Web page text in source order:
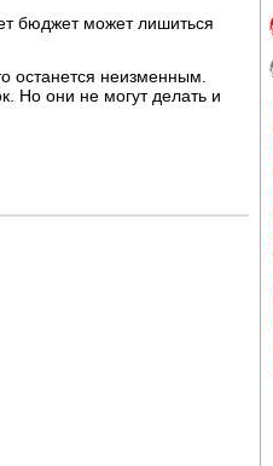
бюджет может лишиться
останется неизменным.
Но они не могут делать и